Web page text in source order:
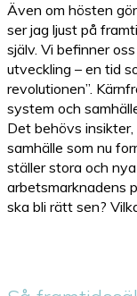
Även om hösten
ser jag ljust på
själv. Vi befinner
utveckling – en tid
revolutionen”.
system och
Det behövs
samhälle som nu
ställer stora och
arbetsmarknadens
ska bli rätt sen?